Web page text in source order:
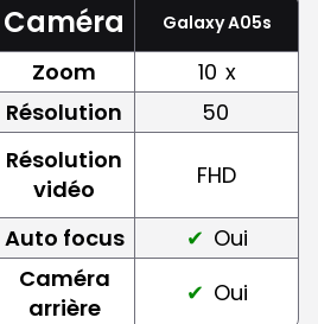
Caméra Galaxy A05s
Zoom 10 x
Résolution
50
Résolution
vidéo
FHD
Auto focus
Oui
Caméra
arrière
Oui